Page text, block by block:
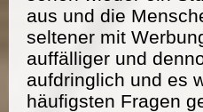
aus und die
seltener mit
auffälliger und
aufdringlich und es
häufigsten Fragen